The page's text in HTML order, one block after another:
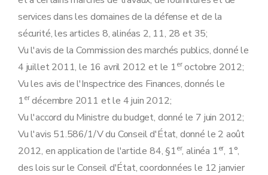
Art. 26
Art. 27
Art. 28
Art. 29
Art. 30
Art. 31
Art. 32
Art. 33
Art. 33/1
Section 4 Documents du marché
Art. 34
Art. 35
Art. 36
Section 5 Modifications au marché
Art.37
services dans les domaines de la défense et de la
sécurité, les articles 8, alinéas 2, 11, 28 et 35;
Vu l'avis de la Commission des marchés publics, donné le
4 juillet 2011, le 16 avril 2012 et le 1eroctobre 2012;
Vu les avis de l'Inspectrice des Finances, donnés le
1erdécembre 2011 et le 4 juin 2012;
Vu l'accord du Ministre du budget, donné le 7 juin 2012;
Vu l'avis 51.586/1/V du Conseil d'État, donné le 2 août
2012, en application de l'article 84, §1er, alinéa 1er, 1°,
des lois sur le Conseil d'État, coordonnées le 12 janvier